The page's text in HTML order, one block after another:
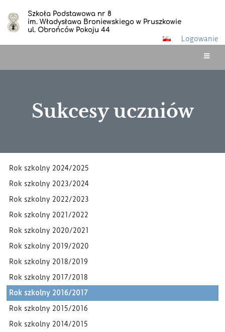
Szkoła Podstawowa nr 8
im. Władysława Broniewskiego w Pruszkowie
ul. Obrońców Pokoju 44
Logowanie
Sukcesy uczniów
Sukcesy
uczniów
Rok szkolny 2024/2025
Rok szkolny 2023/2024
Rok szkolny 2022/2023
Rok szkolny 2021/2022
Rok szkolny 2020/2021
Rok szkolny 2019/2020
Rok szkolny 2018/2019
Rok szkolny 2017/2018
Rok szkolny 2016/2017
Rok szkolny 2015/2016
Rok szkolny 2014/2015